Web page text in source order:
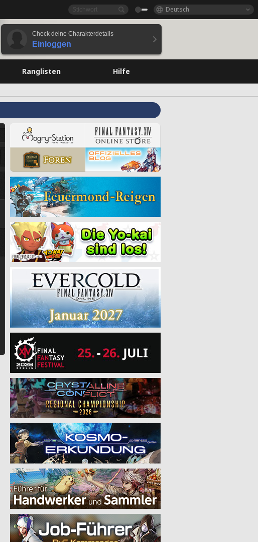
Deutsch
Check deine Charakterdetails
Einloggen
Ranglisten Hilfe